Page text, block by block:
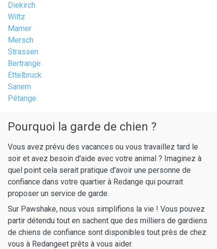
Diekirch
Wiltz
Mamer
Mersch
Strassen
Bertrange
Ettelbruck
Sanem
Pétange
Pourquoi la garde de chien ?
Vous avez prévu des vacances ou vous travaillez tard le
soir et avez besoin d'aide avec votre animal ? Imaginez à
quel point cela serait pratique d'avoir une personne de
confiance dans votre quartier à Redange qui pourrait
proposer un service de garde.
Sur Pawshake, nous vous simplifions la vie ! Vous pouvez
partir détendu tout en sachent que des milliers de gardiens
de chiens de confiance sont disponibles tout près de chez
vous à Redangeet prêts à vous aider.